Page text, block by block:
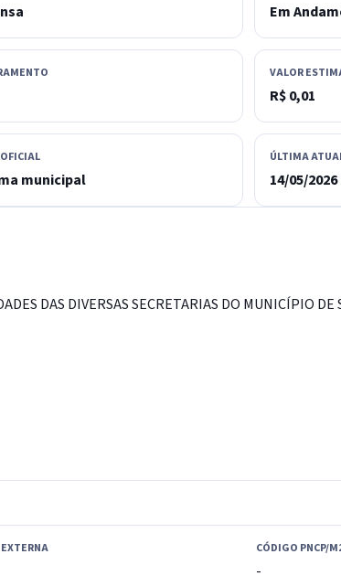
Em
VALOR
R$ 0,01
municipal
ÚLTIMA
14/05/2026
DAS DIVERSAS SECRETARIAS DO MUNICÍPIO DE
CÓDIGO PNCP/
-